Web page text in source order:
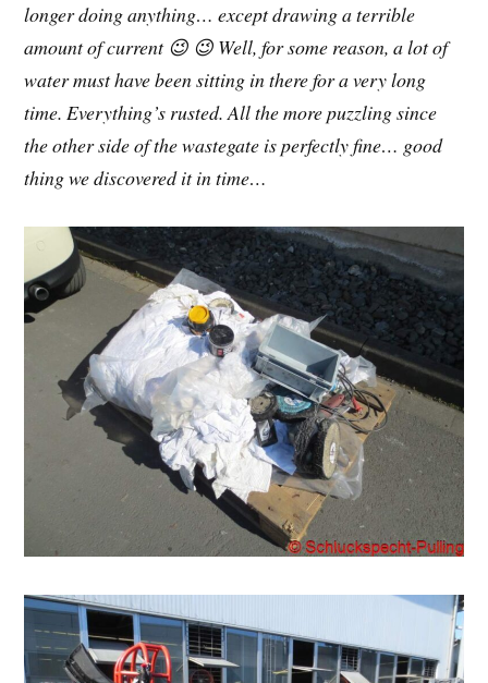
longer doing anything… except drawing a terrible
amount of current 😉 😉 Well, for some reason, a lot of
water must have been sitting in there for a very long
time. Everything’s rusted. All the more puzzling since
the other side of the wastegate is perfectly fine… good
thing we discovered it in time…